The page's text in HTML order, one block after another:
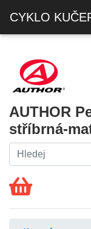
CYKLO
AUTHOR
stříbrná-